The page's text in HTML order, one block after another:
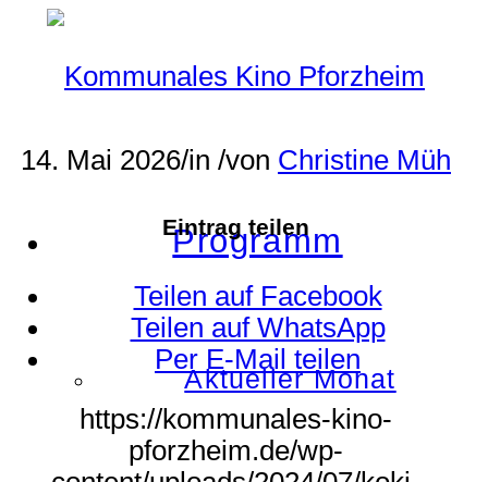
Programm
Aktueller Monat
14. Mai 2026/in /von Christine Müh
Eintrag teilen
Teilen auf Facebook
Teilen auf WhatsApp
Per E-Mail teilen
https://kommunales-kino-
pforzheim.de/wp-